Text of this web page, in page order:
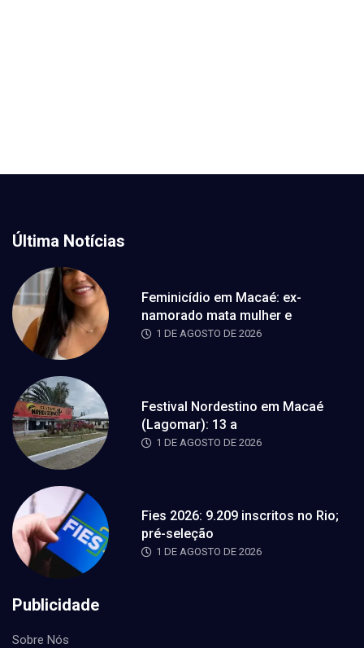
Última Notícias
Feminicídio em Macaé: ex-
namorado mata mulher e
1 DE AGOSTO DE 2026
Festival Nordestino em Macaé
(Lagomar): 13 a
1 DE AGOSTO DE 2026
Fies 2026: 9.209 inscritos no Rio;
pré-seleção
1 DE AGOSTO DE 2026
Publicidade
Sobre Nós